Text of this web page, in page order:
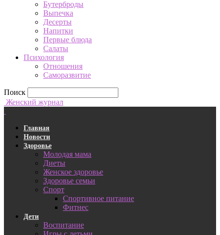
Бутерброды
Выпечка
Десерты
Напитки
Первые блюда
Салаты
Психология
Отношения
Саморазвитие
Поиск
Женский журнал
Главная
Новости
Здоровье
Молодая мама
Диеты
Женское здоровье
Здоровье семьи
Спорт
Спортивное питание
Фитнес
Дети
Воспитание